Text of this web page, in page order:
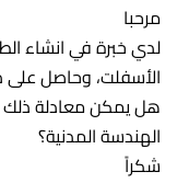
مرحبا
الأسفلت، وحاصل على
هل يمكن معادلة
الهندسة المدنية؟
شكراً